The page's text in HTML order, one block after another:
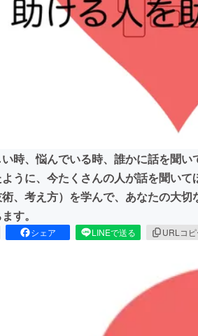
まちづくり・地域活性化
時、悩んでいる時、誰かに話を聞
うに、今たくさんの人が話を聞い
、考え方）を学んで、あなたの大
す。
シェア LINEで送る URLコ